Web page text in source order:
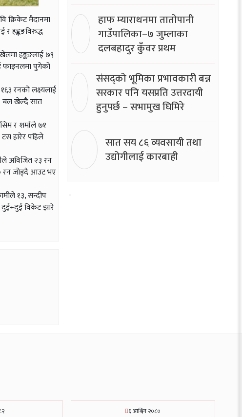
क्रिकेट मैदानमा
हङ्कङविरुद्ध
हङ्कङलाई ७९
फाइनलमा पुगेको
रनको लक्ष्यलाई
बल खेल्दै सात
र शर्माले ७१
हारेर पहिले
अविजित २३ रन
रन जोड्दै आउट भए
१३, सन्दीप
विकेट झारे
हाफ म्याराथनमा तातोपानी
गाउँपालिका–७ जुम्लाका
दलबहादुर कुँवर प्रथम
संसद्को भूमिका प्रभावकारी बन्न
सरकार पनि यसप्रति उत्तरदायी
हुनुपर्छ – सभामुख घिमिरे
सात सय ८६ व्यवसायी तथा
उद्योगीलाई कारबाही
६ आश्विन २०८०